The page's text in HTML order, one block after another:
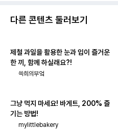
다른 콘텐츠 둘러보기
제철 과일을 활용한 눈과 입이 즐거운
한 끼, 함께 하실래요?!
쓱희의부엌
그냥 먹지 마세요! 바게트, 200% 즐
기는 방법!
mylittlebakery